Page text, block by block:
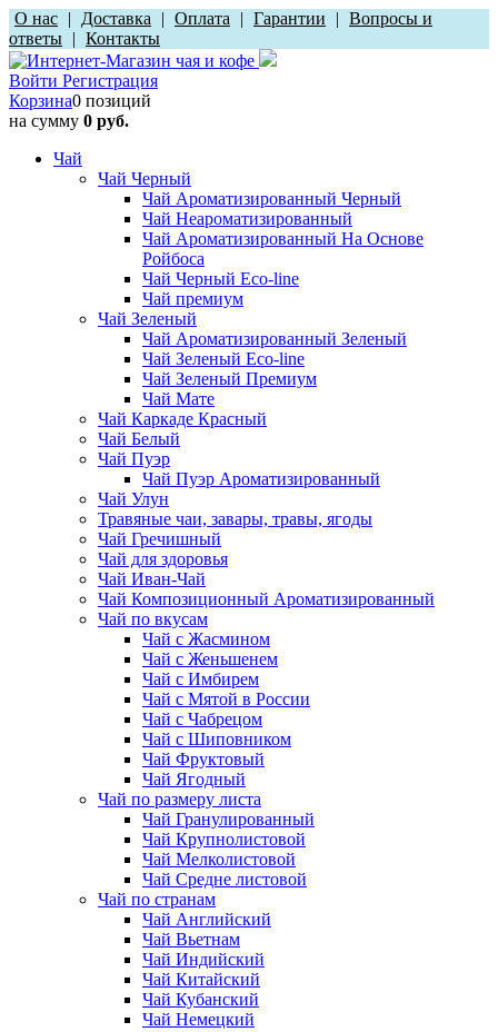
О нас | Доставка | Оплата | Гарантии | Вопросы и
ответы | Контакты
Войти Регистрация
Корзина0 позиций
на сумму 0 руб.
Чай
Чай Черный
Чай Ароматизированный Черный
Чай Неароматизированный
Чай Ароматизированный На Основе
Ройбоса
Чай Черный Eco-line
Чай премиум
Чай Зеленый
Чай Ароматизированный Зеленый
Чай Зеленый Eco-line
Чай Зеленый Премиум
Чай Мате
Чай Каркаде Красный
Чай Белый
Чай Пуэр
Чай Пуэр Ароматизированный
Чай Улун
Травяные чаи, завары, травы, ягоды
Чай Гречишный
Чай для здоровья
Чай Иван-Чай
Чай Композиционный Ароматизированный
Чай по вкусам
Чай с Жасмином
Чай с Женьшенем
Чай с Имбирем
Чай с Мятой в России
Чай с Чабрецом
Чай с Шиповником
Чай Фруктовый
Чай Ягодный
Чай по размеру листа
Чай Гранулированный
Чай Крупнолистовой
Чай Мелколистовой
Чай Средне листовой
Чай по странам
Чай Английский
Чай Вьетнам
Чай Индийский
Чай Китайский
Чай Кубанский
Чай Немецкий